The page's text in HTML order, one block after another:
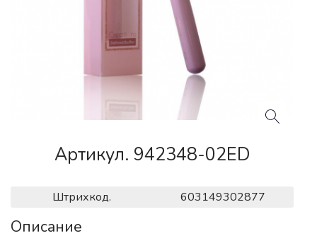
Артикул. 942348-02ED
Штрихкод. 603149302877
Описание